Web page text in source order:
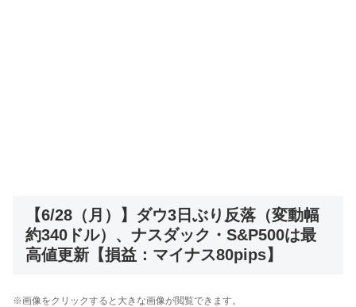
【6/28（月）】ダウ3日ぶり反落（変動幅
約340ドル）、ナスダック・S&P500は最
高値更新【損益：マイナス80pips】
※画像をクリックすると大きな画像が閲覧できます。